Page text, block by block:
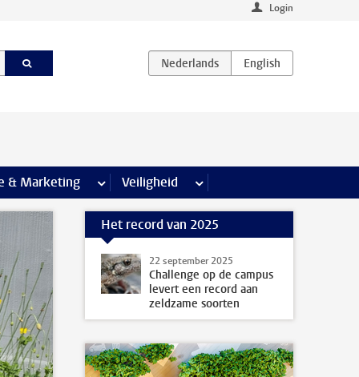
Login
& Marketing meer Communicatie & Marketing pagina’s
Veiligheid meer Veiligheid pagina’s
Het record van 2025
22 september 2025
Challenge op de campus
levert een record aan
zeldzame soorten